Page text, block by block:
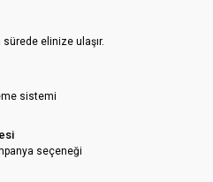
elinize ulaşır.
sistemi
seçeneği